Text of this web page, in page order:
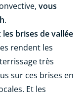
vous
.
les brises de vallée
rendent les
très
sur ces brises en
Et les